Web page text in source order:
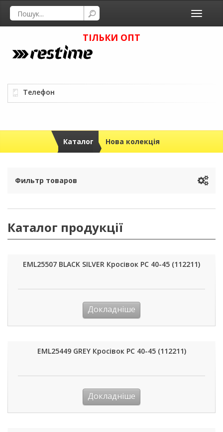
Toggle
ТІЛЬКИ ОПТ
Телефон
Каталог Нова колекція
Фильтр товаров
Каталог продукції
EML25507 BLACK SILVER Кросівок PC 40-45 (112211)
Докладніше
EML25449 GREY Кросівок PC 40-45 (112211)
Докладніше